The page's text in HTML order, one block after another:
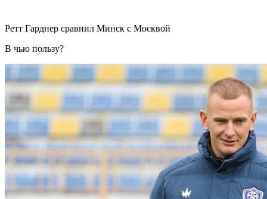
Ретт Гарднер сравнил Минск с Москвой
В чью пользу?